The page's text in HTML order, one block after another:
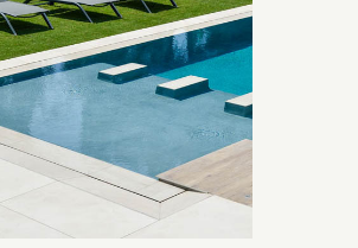
sont uniques grâce au large choix de
et de revêtements et les nombreuses
miroir, couloir de nage, plage
immergée, débordement.